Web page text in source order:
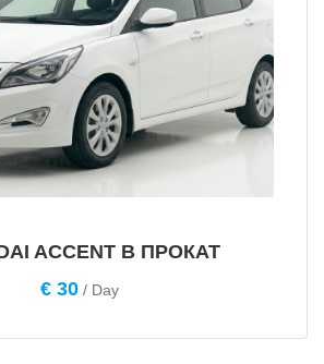
ACCENT В ПРОКАТ
€ 30 / Day